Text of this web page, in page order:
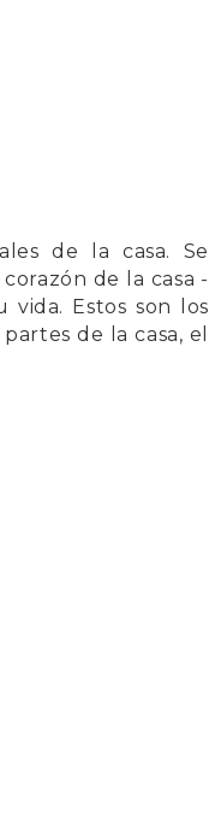
de la casa. Se
de la casa -
Estos son los
de la casa, el